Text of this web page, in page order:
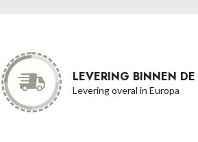
LEVERING BINNEN
Levering overal in Europa